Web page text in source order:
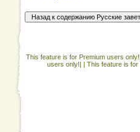
This feature is for Premium users
users only!| | This feature is